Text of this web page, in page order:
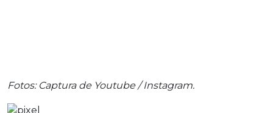
Fotos: Captura de Youtube / Instagram.